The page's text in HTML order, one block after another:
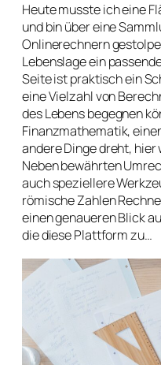
Heute musste ich eine
und bin über eine
Onlinerechnern
Lebenslage ein
Seite ist praktisch ein
eine Vielzahl von
des Lebens begegnen
Finanzmathematik,
andere Dinge dreht,
Neben bewährten
auch speziellere
römische Zahlen
einen genaueren Blick
die diese Plattform zu…